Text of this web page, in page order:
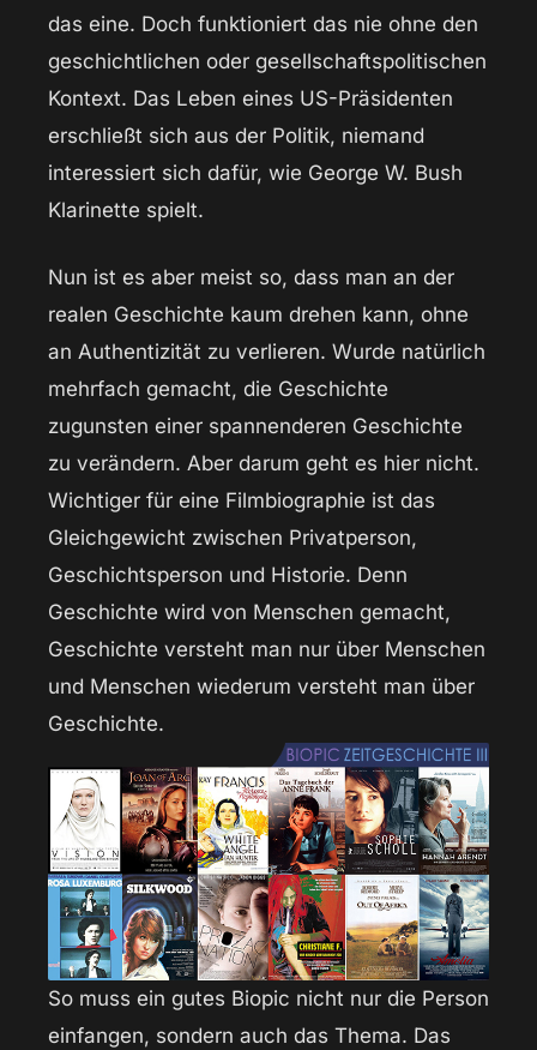
das eine. Doch funktioniert das nie ohne den
geschichtlichen oder gesellschaftspolitischen
Kontext. Das Leben eines US-Präsidenten
erschließt sich aus der Politik, niemand
interessiert sich dafür, wie George W. Bush
Klarinette spielt.
Nun ist es aber meist so, dass man an der
realen Geschichte kaum drehen kann, ohne
an Authentizität zu verlieren. Wurde natürlich
mehrfach gemacht, die Geschichte
zugunsten einer spannenderen Geschichte
zu verändern. Aber darum geht es hier nicht.
Wichtiger für eine Filmbiographie ist das
Gleichgewicht zwischen Privatperson,
Geschichtsperson und Historie. Denn
Geschichte wird von Menschen gemacht,
Geschichte versteht man nur über Menschen
und Menschen wiederum versteht man über
Geschichte.
So muss ein gutes Biopic nicht nur die Person
einfangen, sondern auch das Thema. Das